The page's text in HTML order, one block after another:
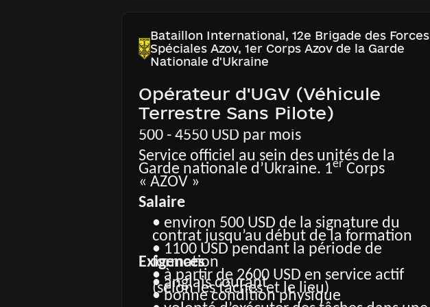
• formation continue et diversifiée entre
les missions
• fourniture d’équipements modernes de
haute qualité et soutien technique
constant
• indemnisation financière et traitement
médical et réadaptation gratuits en cas de
blessure via Azov.Care et leurs
gestionnaires de cas personnels
• congés annuels payés conformément à
la législation ukrainienne
Bataillon International, 12e Brigade des Forces
Spéciales Azov, 1er Corps Azov de la Garde
Nationale d'Ukraine
Opérateur d'UGV (Véhicule
Terrestre Sans Pilote)
500 - 4550 USD par mois
Service officiel au sein des unités de la
Garde nationale d’Ukraine. 1er Corps
« AZOV »
Salaire
• environ 500 USD de la signature du
contrat jusqu’au début de la formation
• 1100 USD pendant la période de
formation
• à partir de 2600 USD en service actif
(selon les tâches et le lieu)
Exigences
• anglais courant
• bonne condition physique